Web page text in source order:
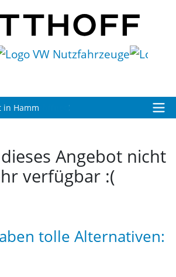
für Sie geöffnet!
Angebot nicht
verfügbar :(
tolle Alternativen: